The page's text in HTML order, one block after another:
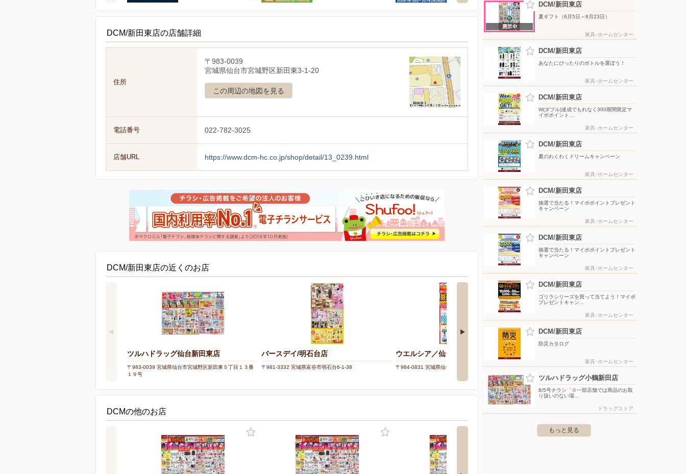
DCM/新田東店の店舗詳細
住所
〒983-0039
宮城県仙台市宮城野区新田東3-1-20
この周辺の地図を見る
電話番号 022-782-3025
店舗URL https://www.dcm-hc.co.jp/shop/detail/13_0239.html
DCM/新田東店の近くのお店
ツルハドラッグ仙台新田東店
〒983-0039 宮城県仙台市宮城野区新田東５丁目１３番
１９号
バースデイ/明石台店
〒981-3332 宮城県富谷市明石台6-1-38
ウエルシア／仙台沖野店
〒984-0831 宮城県仙台市若林区沖野2丁目16番20号 〒983-0013 宮城県仙台市宮城野区中野3-5-6
DCMの他のお店
DCM/新田東店
夏ギフト（6月5日～8月23日）
家具･ホームセンター
DCM/新田東店
あなたにぴったりのボトルを選ぼう！
家具･ホームセンター
DCM/新田東店
W(ダブル)達成でもれなく300期間限定マ
イボポイント…
家具･ホームセンター
DCM/新田東店
夏のわくわくドリームキャンペーン
家具･ホームセンター
DCM/新田東店
抽選で当たる！マイボポイントプレゼント
キャンペーン
家具･ホームセンター
DCM/新田東店
抽選で当たる！マイボポイントプレゼント
キャンペーン
家具･ホームセンター
DCM/新田東店
ゴリラシリーズを買って当てよう！マイボ
プレゼントキャン…
家具･ホームセンター
DCM/新田東店
防災カタログ
家具･ホームセンター
ツルハドラッグ小鶴新田店
8/5号チラシ「※一部店舗では商品のお取
り扱いのない場…
ドラッグストア
もっと見る